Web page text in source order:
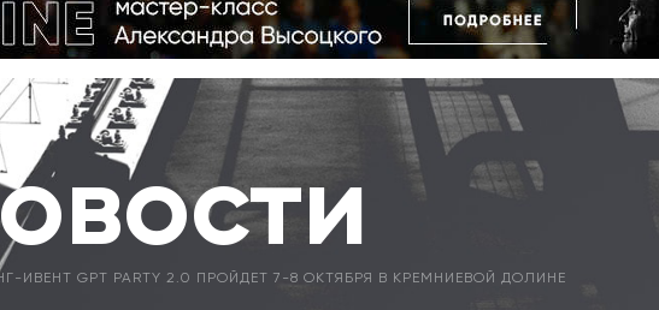
ИВЕНТ GPT PARTY 2.0 ПРОЙДЕТ 7-8 ОКТЯБРЯ В КРЕМНИЕВОЙ ДОЛИНЕ